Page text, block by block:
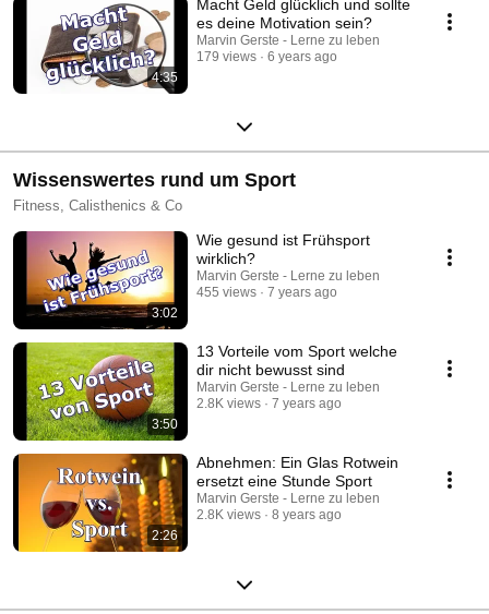
4:35
Macht Geld glücklich und sollte
es deine Motivation sein?
Marvin Gerste - Lerne zu leben
179 views
6 years ago
Wissenswertes rund um Sport
Fitness, Calisthenics & Co
3:02
Wie gesund ist Frühsport
wirklich?
Marvin Gerste - Lerne zu leben
455 views
7 years ago
3:50
13 Vorteile vom Sport welche
dir nicht bewusst sind
Marvin Gerste - Lerne zu leben
2.8K views
7 years ago
2:26
Abnehmen: Ein Glas Rotwein
ersetzt eine Stunde Sport
Marvin Gerste - Lerne zu leben
2.8K views
8 years ago